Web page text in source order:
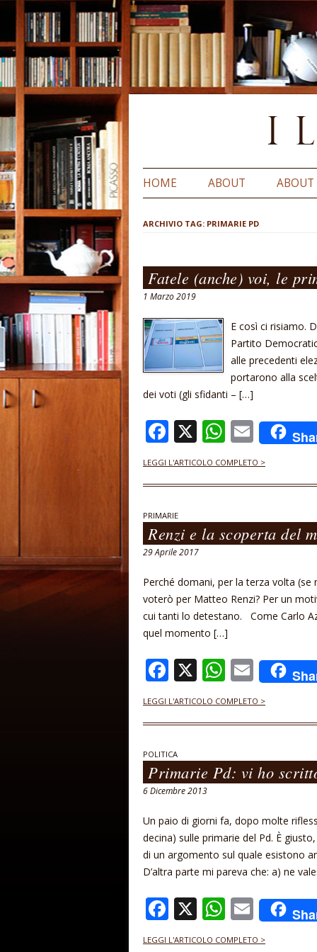
HOME ABOUT ABOUT
ARCHIVIO TAG: PRIMARIE PD
Fatele (anche) voi, le
1 Marzo 2019
E così ci risiamo.
Partito
alle precedenti
portarono alla
dei voti (gli sfidanti – […]
F
ac
e
o
o
X W
h
at
A
p
E
m
ai
LEGGI L'ARTICOLO COMPLETO >
PRIMARIE
Renzi e la scoperta del
29 Aprile 2017
Perché domani, per la terza volta
voterò per Matteo Renzi? Per un
cui tanti lo detestano. Come Carlo
quel momento […]
F
ac
e
o
o
X W
h
at
A
p
E
m
ai
LEGGI L'ARTICOLO COMPLETO >
POLITICA
Primarie Pd: vi ho
6 Dicembre 2013
Un paio di giorni fa, dopo molte
decina) sulle primarie del Pd. È
di un argomento sul quale esistono
D’altra parte mi pareva che: a) ne
F
ac
X W
h
E
m
LEGGI L'ARTICOLO COMPLETO >